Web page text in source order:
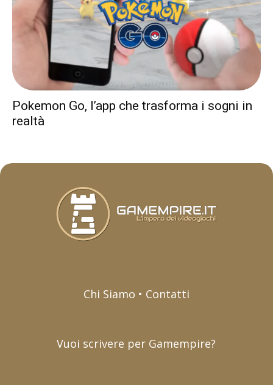
Pokemon Go, l’app che trasforma i sogni in
realtà
Chi Siamo • Contatti
Vuoi scrivere per Gamempire?